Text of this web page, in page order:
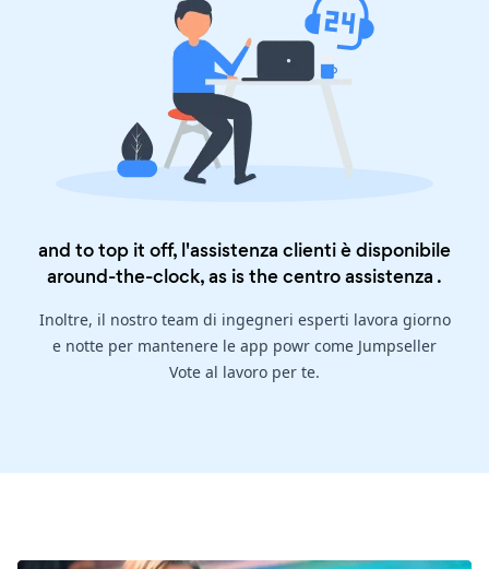
and to top it off, l'assistenza clienti è disponibile
around-the-clock, as is thecentro assistenza .
Inoltre, il nostro team di ingegneri esperti lavora giorno
e notte per mantenere le app powr come Jumpseller
Vote al lavoro per te.